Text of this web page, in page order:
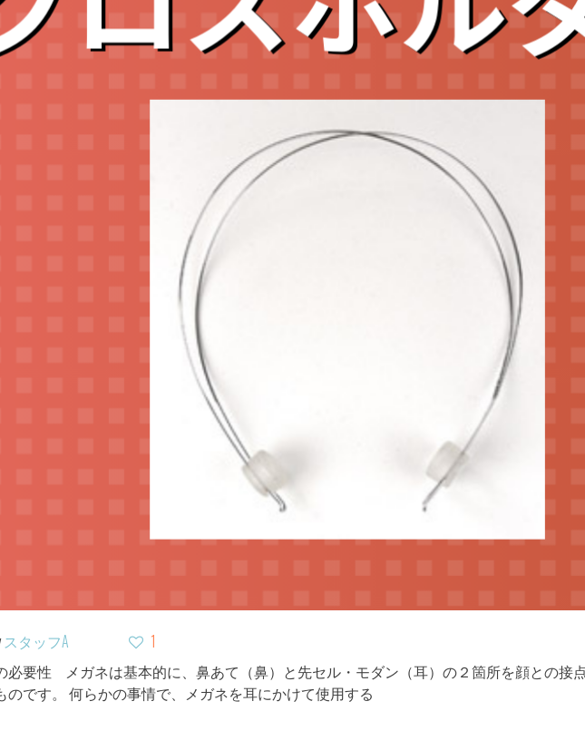
スタッフA
1
必要性 メガネは基本的に、鼻あて（鼻）と先セル・モダン（耳）の２箇所を顔との接
のです。 何らかの事情で、メガネを耳にかけて使用する